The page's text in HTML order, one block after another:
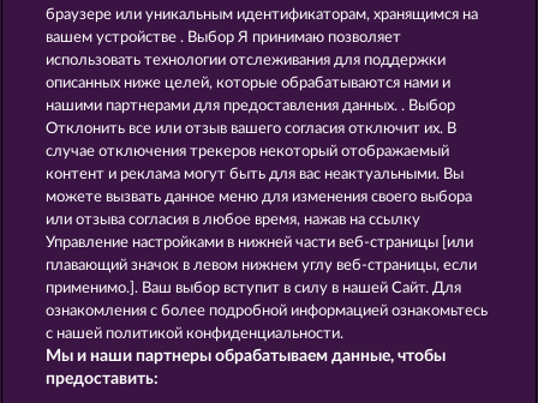
GOLDEN EI OF
MOORHUHN
FOREVER
DIAMONDS
Показать все игры
Правила КОНФИДЕНЦИАЛЬНОСТЬ
О компании Компания
браузере или уникальным идентификаторам, хранящимся на
вашем устройстве . Выбор Я принимаю позволяет
использовать технологии отслеживания для поддержки
описанных ниже целей, которые обрабатываются нами и
нашими партнерами для предоставления данных. . Выбор
Отклонить все или отзыв вашего согласия отключит их. В
случае отключения трекеров некоторый отображаемый
контент и реклама могут быть для вас неактуальными. Вы
можете вызвать данное меню для изменения своего выбора
или отзыва согласия в любое время, нажав на ссылку
Управление настройками в нижней части веб-страницы [или
плавающий значок в левом нижнем углу веб-страницы, если
применимо.]. Ваш выбор вступит в силу в нашей Сайт. Для
ознакомления с более подробной информацией ознакомьтесь
с нашей политикой конфиденциальности.
Мы и наши партнеры обрабатываем данные, чтобы
предоставить: